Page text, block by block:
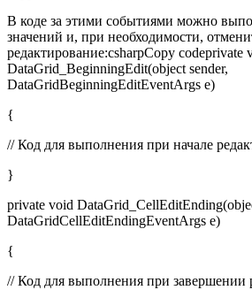
В коде за этими событиями можно
значений и, при необходимости,
редактирование:csharpCopy codeprivate
DataGrid_BeginningEdit(object sender,
DataGridBeginningEditEventArgs e)
{
// Код для выполнения при начале
}
private void
DataGridCellEditEndingEventArgs e)
{
// Код для выполнения при завершении